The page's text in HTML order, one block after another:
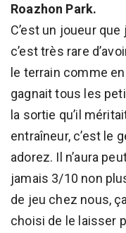
Roazhon Park.
C’est un joueur que
c’est très rare
le terrain comme en
gagnait tous les
la sortie qu’il
entraîneur, c’est le
adorez. Il n’aura
jamais 3/10 non
de jeu chez nous,
choisi de le laisser